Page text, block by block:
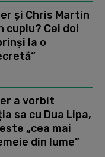
și Chris Martin
cuplu? Cei doi
la o
a vorbit
sa cu Dua Lipa,
„cea mai
din lume”